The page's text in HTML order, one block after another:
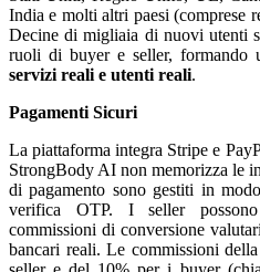
India e molti altri paesi (comprese
Decine di migliaia di nuovi utenti
ruoli di buyer e seller, formando
servizi reali e utenti reali.
Pagamenti Sicuri
La piattaforma integra Stripe e
StrongBody AI non memorizza le
di pagamento sono gestiti in
verifica OTP. I seller
commissioni di conversione
bancari reali. Le commissioni